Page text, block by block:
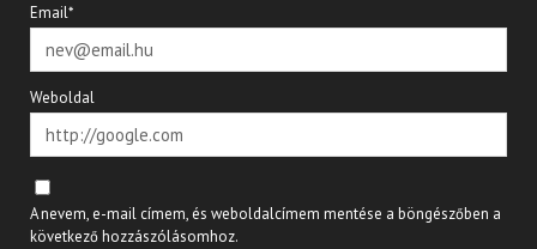
Email*
Weboldal
A nevem, e-mail címem, és weboldalcímem mentése a böngészőben a
következő hozzászólásomhoz.